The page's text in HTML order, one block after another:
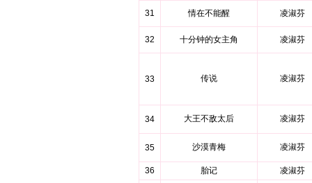
31 情在不能醒 凌淑芬
32 十分钟的女主角 凌淑芬
33 传说 凌淑芬
34 大王不敌太后 凌淑芬
35 沙漠青梅 凌淑芬
36 胎记
凌淑芬